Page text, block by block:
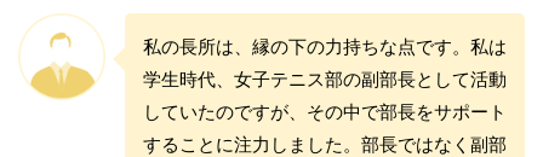
私の長所は、縁の下の力持ちな点です。私は
学生時代、女子テニス部の副部長として活動
していたのですが、その中で部長をサポート
することに注力しました。部長ではなく副部